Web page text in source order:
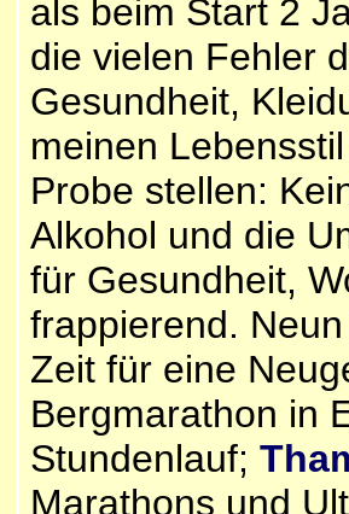
als beim Start 2
die vielen Fehler
Gesundheit,
meinen
Probe stellen:
Alkohol und die
für Gesundheit,
frappierend.
Zeit für eine
Bergmarathon in
Stundenlauf;
Marathons und